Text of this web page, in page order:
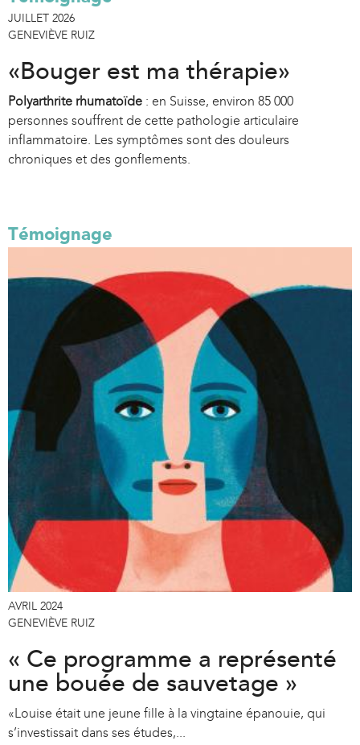
JUILLET 2026
GENEVIÈVE RUIZ
«Bouger est ma thérapie»
Polyarthrite rhumatoïde : en Suisse, environ 85 000
personnes souffrent de cette pathologie articulaire
inflammatoire. Les symptômes sont des douleurs
chroniques et des gonflements.
Témoignage
AVRIL 2024
GENEVIÈVE RUIZ
« Ce programme a représenté
une bouée de sauvetage »
«Louise était une jeune fille à la vingtaine épanouie, qui
s’investissait dans ses études,...